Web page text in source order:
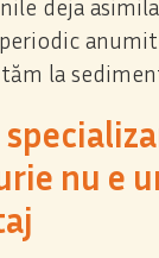
deja
la
nu e